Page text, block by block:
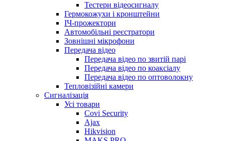
Тестери відеосигналу
Гермокожухи і кронштейни
ІЧ-прожектори
Автомобільні реєстратори
Зовнішні мікрофони
Передача відео
Передача відео по звитій парі
Передача відео по коаксіалу
Передача відео по оптоволокну
Тепловізійні камери
Cигналізація
Усі товари
Covi Security
Ajax
Hikvision